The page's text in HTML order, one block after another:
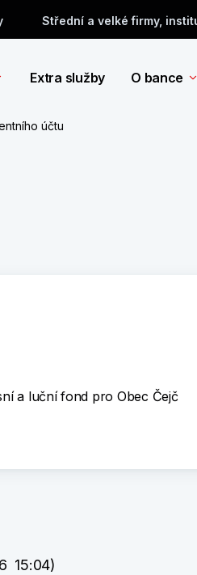
Střední a velké firmy,
Extra služby O bance
účtu
a luční fond pro Obec Čejč
15:04)